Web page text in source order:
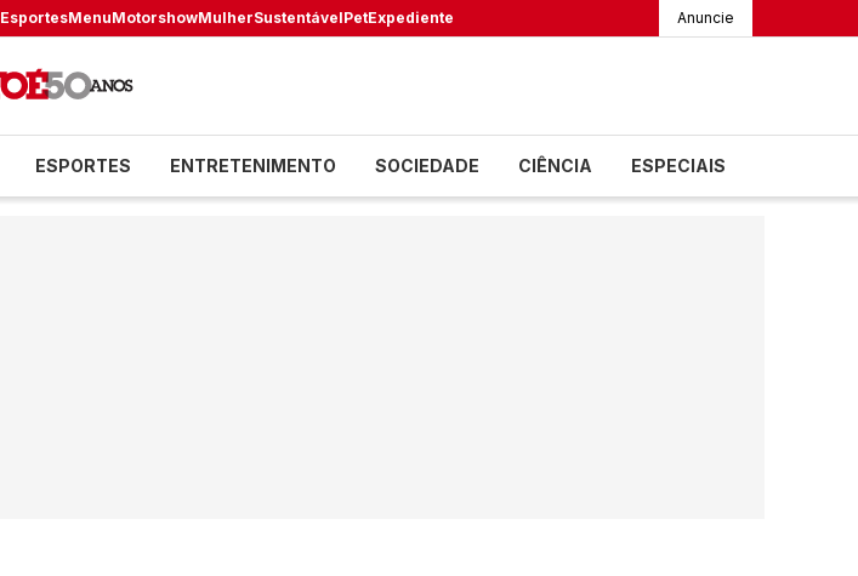
EsportesMenuMotorshowMulherSustentávelPetExpediente Anuncie
ESPORTES ENTRETENIMENTO SOCIEDADE CIÊNCIA ESPECIAIS